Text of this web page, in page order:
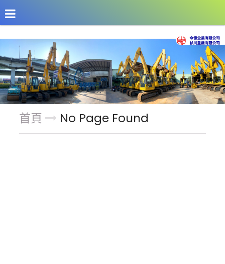
公司介紹 最新消息 改裝機具
首頁 No Page Found